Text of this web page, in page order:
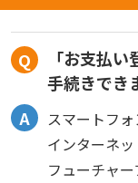
「お支払
手続きでき
スマートフ
インターネッ
フューチャ